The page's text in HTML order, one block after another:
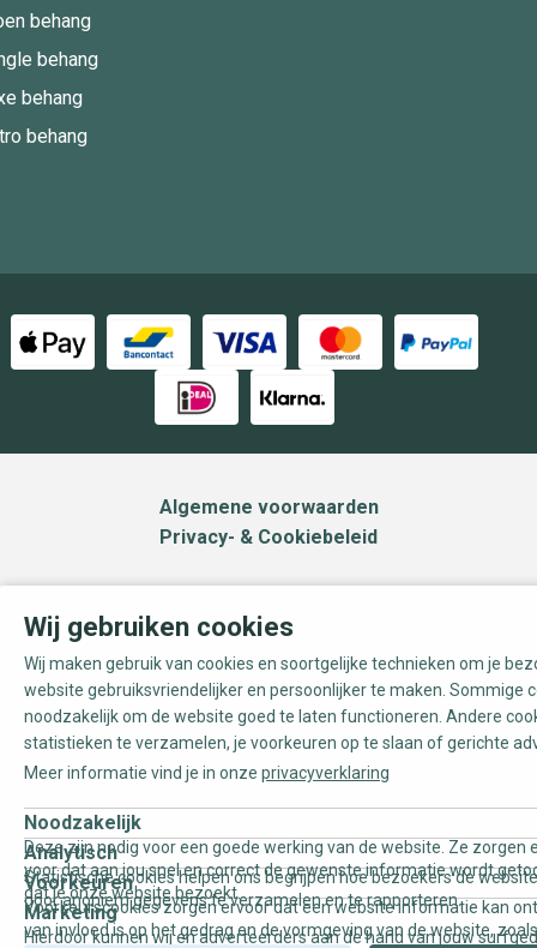
behang
behang
behang
behang
Algemene voorwaarden
Privacy- & Cookiebeleid
Wij gebruiken cookies
Wij maken gebruik van cookies en soortgelijke technieken om je
website gebruiksvriendelijker en persoonlijker te maken. Sommige
noodzakelijk om de website goed te laten functioneren. Andere
statistieken te verzamelen, je voorkeuren op te slaan of gerichte
Meer informatie vind je in onze privacyverklaring
Noodzakelijk
Deze zijn nodig voor een goede werking van de website. Ze zorgen
voor dat aan jou snel en correct de gewenste informatie wordt
dat je onze website bezoekt.
Analytisch
Statistische cookies helpen ons begrijpen hoe bezoekers de
door anoniem gegevens te verzamelen en te rapporteren.
Voorkeuren
Voorkeurscookies zorgen ervoor dat een website informatie kan
van invloed is op het gedrag en de vormgeving van de website,
Marketing
Hierdoor kunnen wij en adverteerders aan de hand van jouw